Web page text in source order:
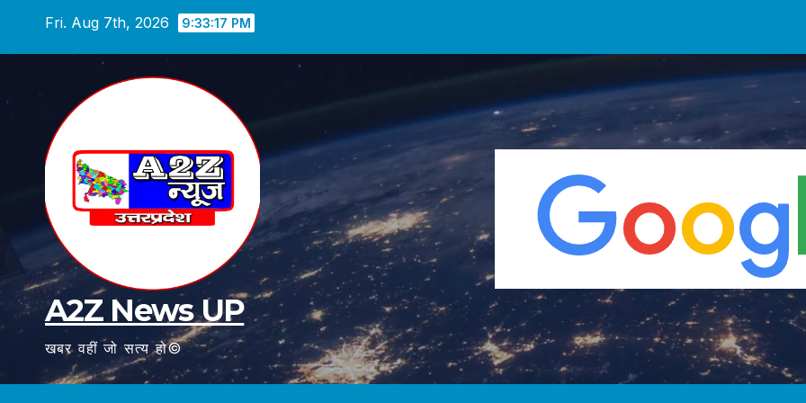
Fri. Aug 7th, 2026 9:33:19 PM
A2Z News UP
खबर वहीं जो सत्य हो©